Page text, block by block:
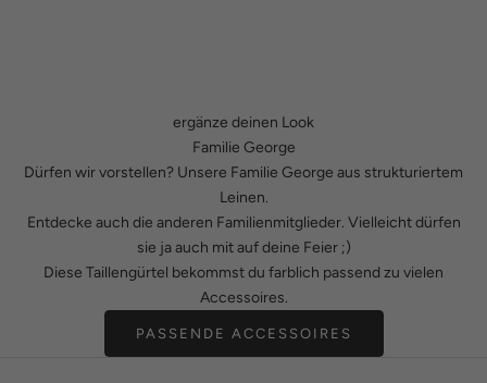
ergänze deinen Look
Familie George
Dürfen wir vorstellen? Unsere Familie George aus strukturiertem
Leinen.
Entdecke auch die anderen Familienmitglieder. Vielleicht dürfen
sie ja auch mit auf deine Feier ;)
Diese Taillengürtel bekommst du farblich passend zu vielen
Accessoires.
PASSENDE ACCESSOIRES